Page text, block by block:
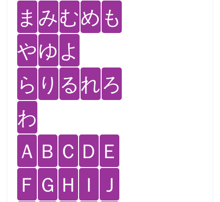
ま みむめ も
やゆ よ
ら り るれろ
わ
Ａ Ｂ Ｃ Ｄ Ｅ
Ｆ Ｇ Ｈ Ｉ Ｊ